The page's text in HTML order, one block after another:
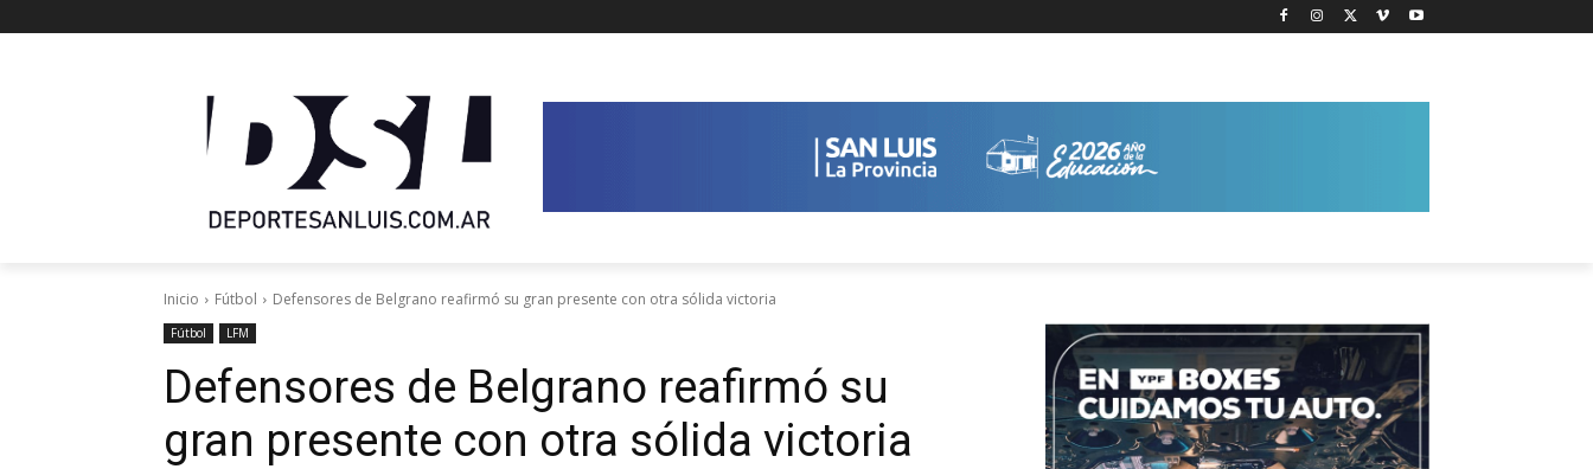
Inicio Fútbol Defensores de Belgrano reafirmó su gran presente con otra sólida victoria
Fútbol LFM
Defensores de Belgrano reafirmó su
gran presente con otra sólida victoria